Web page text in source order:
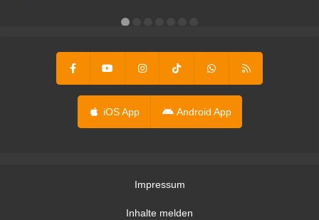
iOS App Android App
Impressum
Inhalte melden